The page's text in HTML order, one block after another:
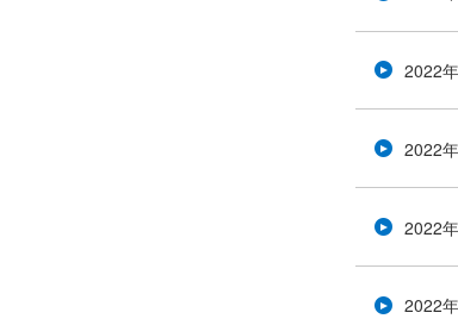
2022
2022
2022
2022